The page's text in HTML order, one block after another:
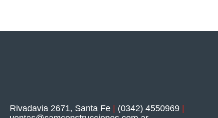
Rivadavia 2671, Santa Fe | (0342) 4550969 |